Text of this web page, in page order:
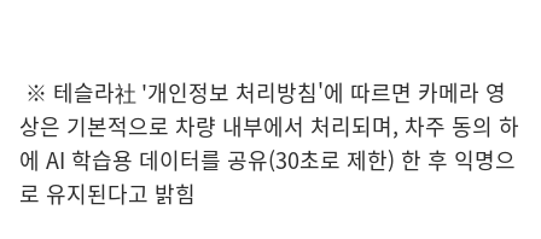
※ 테슬라社 '개인정보 처리방침'에 따르면 카메라 영
상은 기본적으로 차량 내부에서 처리되며, 차주 동의 하
에 AI 학습용 데이터를 공유(30초로 제한) 한 후 익명으
로 유지된다고 밝힘